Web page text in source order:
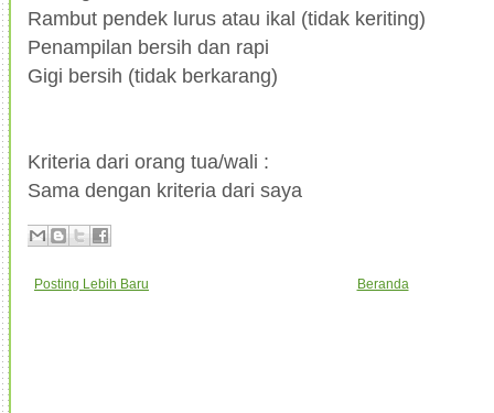
Rambut pendek lurus atau ikal (tidak keriting)
Penampilan bersih dan rapi
Gigi bersih (tidak berkarang)
Kriteria dari orang tua/wali :
Sama dengan kriteria dari saya
Posting Lebih Baru Beranda